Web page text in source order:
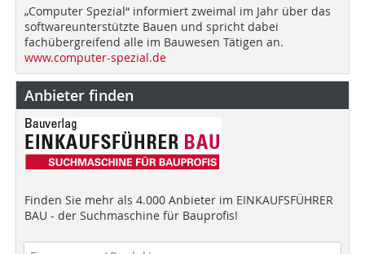
„Computer Spezial“ informiert zweimal im Jahr über das
softwareunterstützte Bauen und spricht dabei
fachübergreifend alle im Bauwesen Tätigen an.
www.computer-spezial.de
Anbieter finden
Finden Sie mehr als 4.000 Anbieter im EINKAUFSFÜHRER
BAU - der Suchmaschine für Bauprofis!